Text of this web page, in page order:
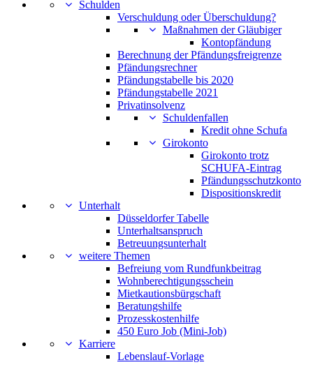
Schulden
Verschuldung oder Überschuldung?
Maßnahmen der Gläubiger
Kontopfändung
Berechnung der Pfändungsfreigrenze
Pfändungsrechner
Pfändungstabelle bis 2020
Pfändungstabelle 2021
Privatinsolvenz
Schuldenfallen
Kredit ohne Schufa
Girokonto
Girokonto trotz
SCHUFA-Eintrag
Pfändungsschutzkonto
Dispositionskredit
Unterhalt
Düsseldorfer Tabelle
Unterhaltsanspruch
Betreuungsunterhalt
weitere Themen
Befreiung vom Rundfunkbeitrag
Wohnberechtigungsschein
Mietkautionsbürgschaft
Beratungshilfe
Prozesskostenhilfe
450 Euro Job (Mini-Job)
Karriere
Lebenslauf-Vorlage